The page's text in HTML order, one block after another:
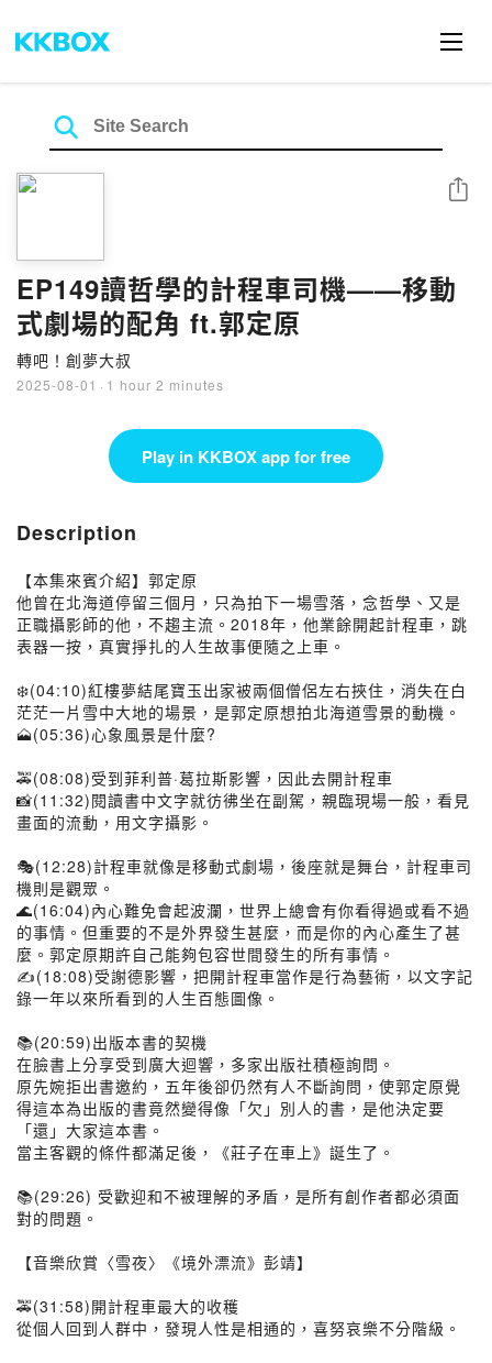
EP149讀哲學的計程車司機——移動
式劇場的配角 ft.郭定原
轉吧！創夢大叔
2025-08-01 · 1 hour 2 minutes
Share
Play in KKBOX app for free
Description
【本集來賓介紹】郭定原
他曾在北海道停留三個月，只為拍下一場雪落，念哲學、又是
正職攝影師的他，不趨主流。2018年，他業餘開起計程車，跳
表器一按，真實掙扎的人生故事便隨之上車。
❄️(04:10)紅樓夢結尾寶玉出家被兩個僧侶左右挾住，消失在白
茫茫一片雪中大地的場景，是郭定原想拍北海道雪景的動機。
🗻(05:36)心象風景是什麼?
🚕(08:08)受到菲利普·葛拉斯影響，因此去開計程車
📸(11:32)閱讀書中文字就彷彿坐在副駕，親臨現場一般，看見
畫面的流動，用文字攝影。
🎭(12:28)計程車就像是移動式劇場，後座就是舞台，計程車司
機則是觀眾。
🌊(16:04)內心難免會起波瀾，世界上總會有你看得過或看不過
的事情。但重要的不是外界發生甚麼，而是你的內心產生了甚
麼。郭定原期許自己能夠包容世間發生的所有事情。
✍️(18:08)受謝德影響，把開計程車當作是行為藝術，以文字記
錄一年以來所看到的人生百態圖像。
📚(20:59)出版本書的契機
在臉書上分享受到廣大迴響，多家出版社積極詢問。
原先婉拒出書邀約，五年後卻仍然有人不斷詢問，使郭定原覺
得這本為出版的書竟然變得像「欠」別人的書，是他決定要
「還」大家這本書。
當主客觀的條件都滿足後，《莊子在車上》誕生了。
📚(29:26) 受歡迎和不被理解的矛盾，是所有創作者都必須面
對的問題。
【音樂欣賞〈雪夜〉《境外漂流》彭靖】
🚕(31:58)開計程車最大的收穫
從個人回到人群中，發現人性是相通的，喜努哀樂不分階級。